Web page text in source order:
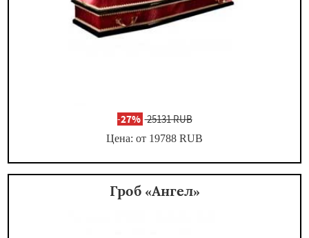
-27% 25131 RUB
Цена: от 19788 RUB
Гроб «Ангел»